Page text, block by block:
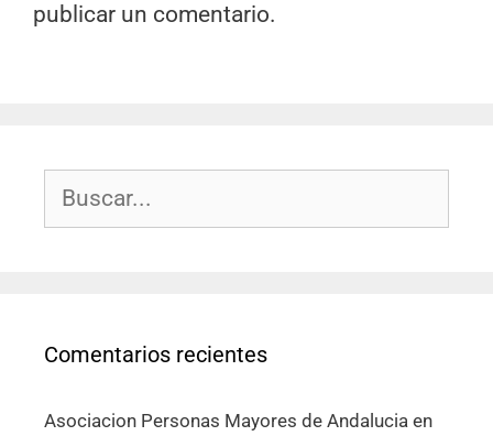
publicar un comentario.
Comentarios recientes
Asociacion Personas Mayores de Andalucia en